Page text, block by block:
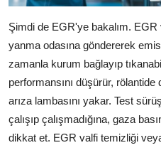
Şimdi de EGR'ye bakalım. EGR
yanma odasına göndererek
zamanla kurum bağlayıp
performansını düşürür,
arıza lambasını yakar. Test
çalışıp çalışmadığına, gaza
dikkat et. EGR valfi temizliği